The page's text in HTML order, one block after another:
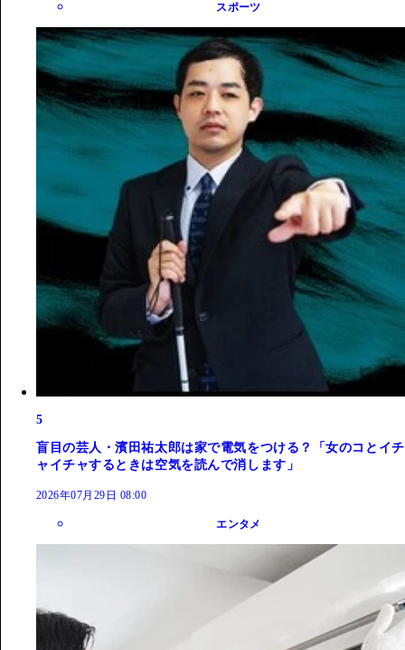
スポーツ
5
盲目の芸人・濱田祐太郎は家で電気をつける？「女のコとイチ
ャイチャするときは空気を読んで消します」
2026年07月29日 08:00
エンタメ